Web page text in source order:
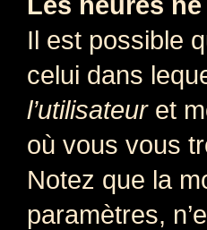
Il est possible
celui dans
l’utilisateuret
où vous vous
Notez que la
paramètres,